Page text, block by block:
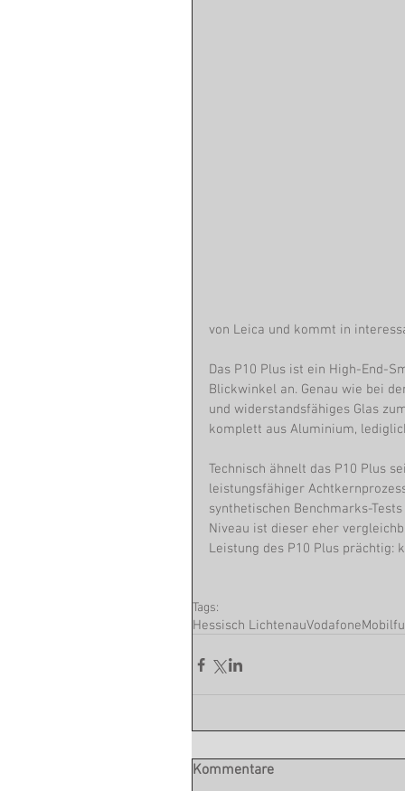
von Leica und kommt in
Das P10 Plus ist ein High-End-
Blickwinkel an. Genau wie bei
und widerstandsfähiges Glas
komplett aus Aluminium,
Technisch ähnelt das P10 Plus
leistungsfähiger
synthetischen Benchmarks-
Niveau ist dieser eher
Leistung des P10 Plus prächtig:
Tags:
Hessisch LichtenauVodafone
Kommentare